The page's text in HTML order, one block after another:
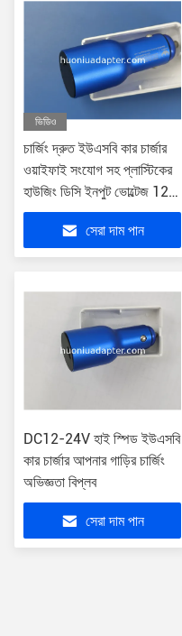
ভিডিও
চার্জিং দ্রুত ইউএসবি কার চার্জার
ওয়াইফাই সংযোগ সহ প্লাস্টিকের
হাউজিং ডিসি ইনপুট ভোল্টেজ 12V
- 24V
সেরা দাম পান
DC12-24V হাই স্পিড ইউএসবি
কার চার্জার আপনার গাড়ির চার্জিং
অভিজ্ঞতা বিপ্লব
সেরা দাম পান